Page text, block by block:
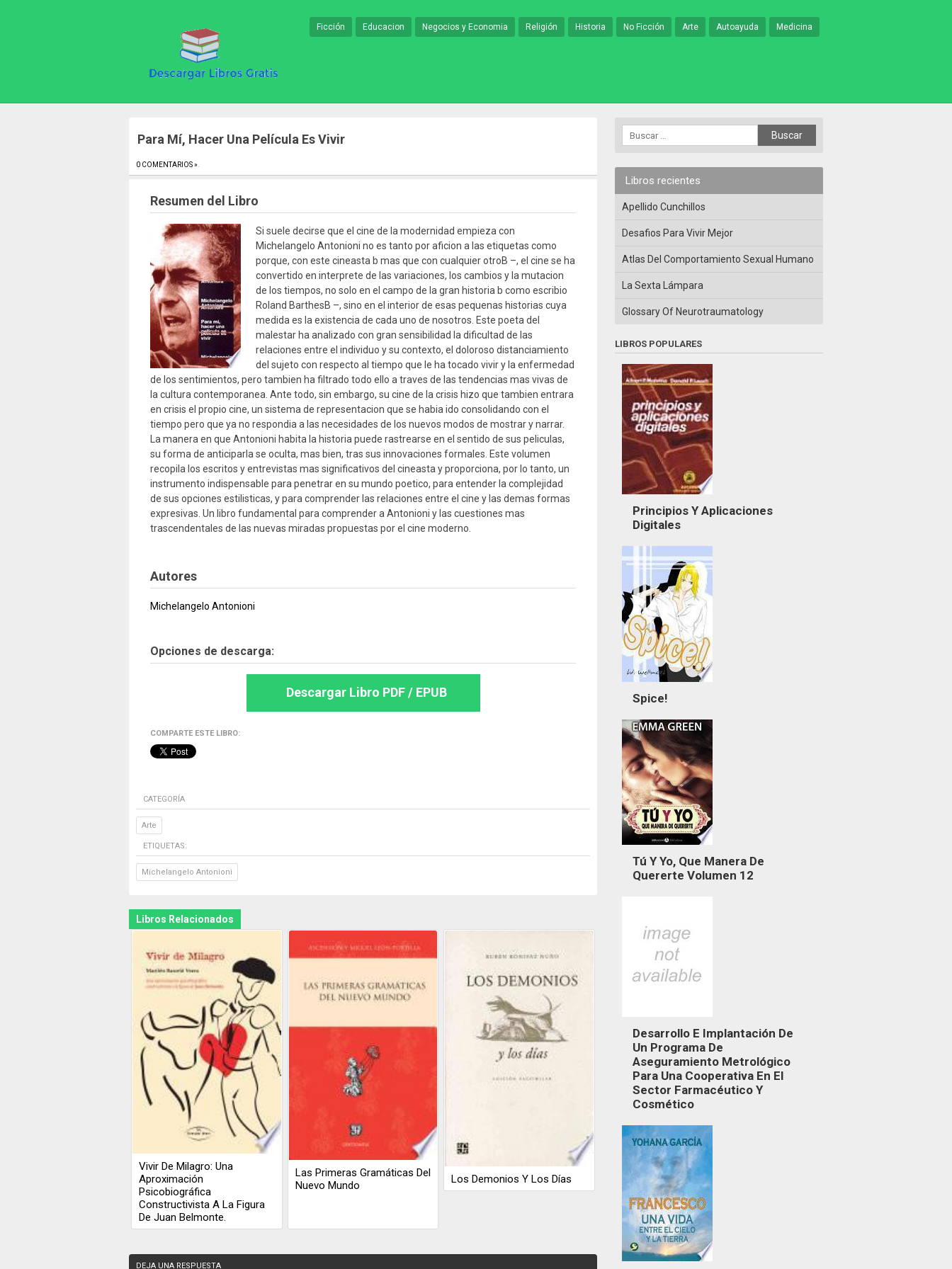
Ficción Educacion Negocios y Economia Religión Historia No Ficción Arte Autoayuda Medicina
Para Mí, Hacer Una Película Es Vivir
0 COMENTARIOS »
Resumen del Libro
Si suele decirse que el cine de la modernidad empieza con
Michelangelo Antonioni no es tanto por aficion a las etiquetas como
porque, con este cineasta b mas que con cualquier otroB –, el cine se ha
convertido en interprete de las variaciones, los cambios y la mutacion
de los tiempos, no solo en el campo de la gran historia b como escribio
Roland BarthesB –, sino en el interior de esas pequenas historias cuya
medida es la existencia de cada uno de nosotros. Este poeta del
malestar ha analizado con gran sensibilidad la dificultad de las
relaciones entre el individuo y su contexto, el doloroso distanciamiento
del sujeto con respecto al tiempo que le ha tocado vivir y la enfermedad
de los sentimientos, pero tambien ha filtrado todo ello a traves de las tendencias mas vivas de
la cultura contemporanea. Ante todo, sin embargo, su cine de la crisis hizo que tambien entrara
en crisis el propio cine, un sistema de representacion que se habia ido consolidando con el
tiempo pero que ya no respondia a las necesidades de los nuevos modos de mostrar y narrar.
La manera en que Antonioni habita la historia puede rastrearse en el sentido de sus peliculas,
su forma de anticiparla se oculta, mas bien, tras sus innovaciones formales. Este volumen
recopila los escritos y entrevistas mas significativos del cineasta y proporciona, por lo tanto, un
instrumento indispensable para penetrar en su mundo poetico, para entender la complejidad
de sus opciones estilisticas, y para comprender las relaciones entre el cine y las demas formas
expresivas. Un libro fundamental para comprender a Antonioni y las cuestiones mas
trascendentales de las nuevas miradas propuestas por el cine moderno.
Autores
Michelangelo Antonioni
Opciones de descarga:
Descargar Libro PDF / EPUB
COMPARTE ESTE LIBRO:
CATEGORÍA
Arte
ETIQUETAS:
Michelangelo Antonioni
Libros Relacionados
Vivir De Milagro: Una
Aproximación
Psicobiográfica
Constructivista A La Figura
De Juan Belmonte.
Las Primeras Gramáticas Del
Nuevo Mundo
Los Demonios Y Los Días
DEJA UNA RESPUESTA
Libros recientes
Apellido Cunchillos
Desafios Para Vivir Mejor
Atlas Del Comportamiento Sexual Humano
La Sexta Lámpara
Glossary Of Neurotraumatology
LIBROS POPULARES
Principios Y Aplicaciones
Digitales
Spice!
Tú Y Yo, Que Manera De
Quererte Volumen 12
Desarrollo E Implantación De
Un Programa De
Aseguramiento Metrológico
Para Una Cooperativa En El
Sector Farmacéutico Y
Cosmético